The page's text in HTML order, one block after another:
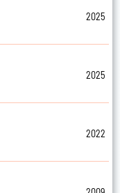
2025
2025
2022